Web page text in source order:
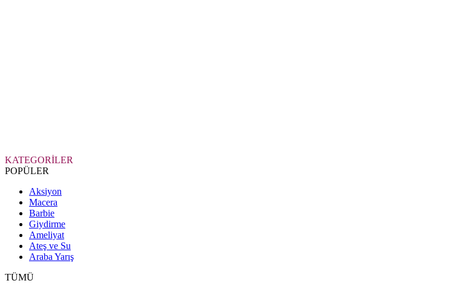
KATEGORİLER
POPÜLER
Aksiyon
Macera
Barbie
Giydirme
Ameliyat
Ateş ve Su
Araba Yarış
TÜMÜ